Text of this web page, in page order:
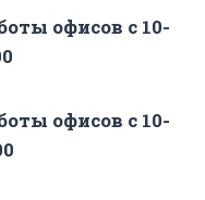
офисов с 10-
офисов с 10-